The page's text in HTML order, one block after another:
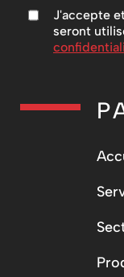
J'accepte
seront